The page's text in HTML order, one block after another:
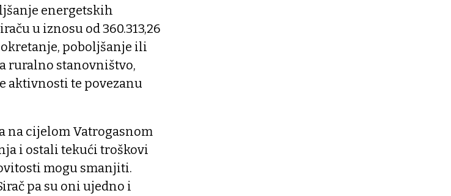
energetskih
u iznosu od 360.313,26
poboljšanje ili
ruralno stanovništvo,
aktivnosti te povezanu
na cijelom Vatrogasnom
i ostali tekući troškovi
mogu smanjiti.
pa su oni ujedno i